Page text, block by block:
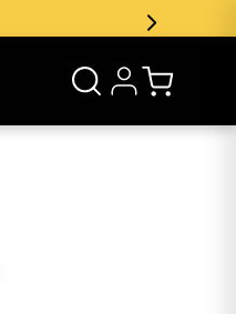
na newsletter e ganhe